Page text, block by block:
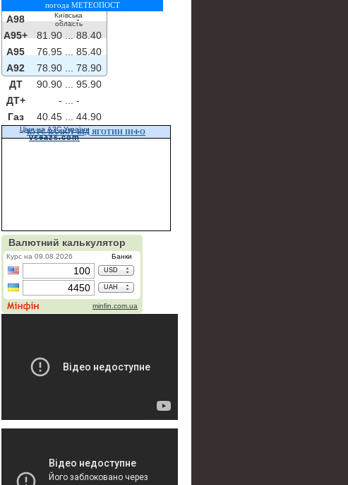
погода МЕТЕОПОСТ
Київська
область
A98 - ...-
A95+
81.90 ...
88.40
A95
76.95 ...
85.40
A92
78.90 ...
78.90
ДТ
90.90 ...
95.90
ДТ+
- ...
-
Газ
40.45 ... 44.90
Ціни на АЗС України
vseazs.com
КУРС ВАЛЮТ ВІД ЯГОТИН ІНФО